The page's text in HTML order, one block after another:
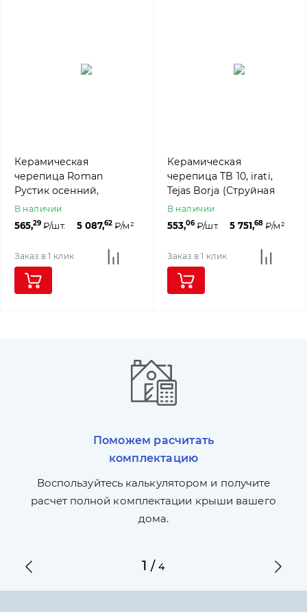
Керамическая
черепица Roman
Рустик осенний,
Rongguan
В наличии
565,29₽/шт. 5 087,62₽/м²
Заказ в 1 клик
Керамическая
черепица TB 10, irati,
Tejas Borja (Струйная
печать под столетнюю
черепицу)
В наличии
553,06₽/шт. 5 751,68₽/м²
Заказ в 1 клик
Поможем расчитать
комплектацию
Воспользуйтесь калькулятором и получите
расчет полной комплектации крыши вашего
дома.
1 /4